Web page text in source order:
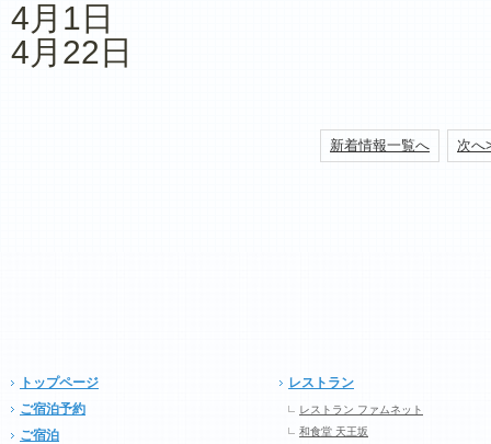
4月1日
4月22日
新着情報一覧へ 次へ
トップページ
ご宿泊予約
ご宿泊
レストラン
レストラン ファムネット
和食堂 天王坂